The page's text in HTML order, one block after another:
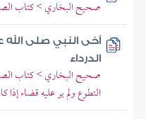
صحيح البخاري > كتاب
آخى النبي صلى
الدرداء
صحيح البخاري > كتاب
التطوع ولم ير عليه قضاء إذا